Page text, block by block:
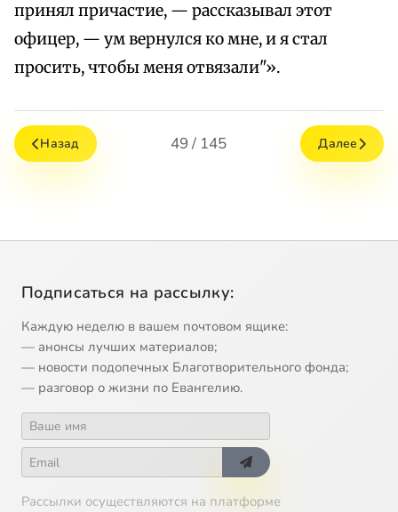
принял причастие, — рассказывал этот
офицер, — ум вернулся ко мне, и я стал
просить, чтобы меня отвязали"».
Назад 49 / 145 Далее
Подписаться на рассылку:
Каждую неделю в вашем почтовом ящике:
— анонсы лучших материалов;
— новости подопечных Благотворительного фонда;
— разговор о жизни по Евангелию.
Рассылки осуществляются на платформе